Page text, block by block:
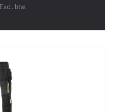
Excl. btw.